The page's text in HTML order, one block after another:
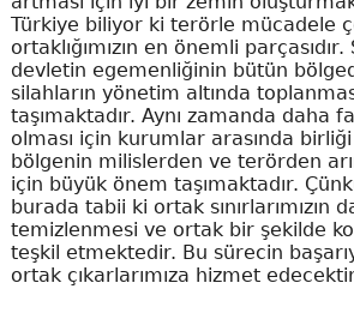
Türkiye biliyor ki terörle mücadele
ortaklığımızın en önemli
devletin egemenliğinin bütün
silahların yönetim altında
taşımaktadır. Aynı zamanda daha
olması için kurumlar arasında
bölgenin milislerden ve terörden
için büyük önem taşımaktadır.
burada tabii ki ortak sınırlarımızın
temizlenmesi ve ortak bir şekilde
teşkil etmektedir. Bu sürecin
ortak çıkarlarımıza hizmet